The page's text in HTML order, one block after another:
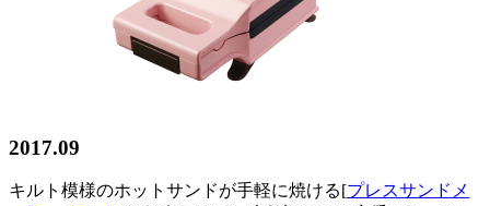
2017.09
キルト模様のホットサンドが手軽に焼ける[プレスサンドメ